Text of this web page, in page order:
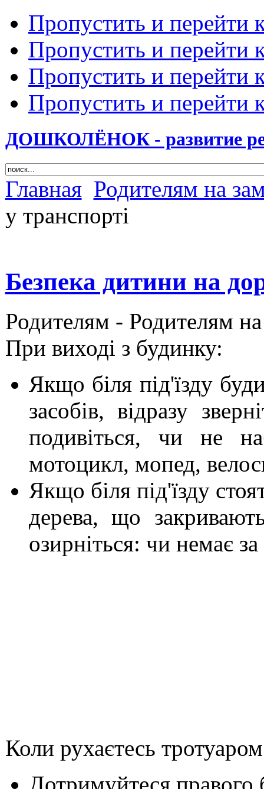
Пропустить и перейти
Пропустить и перейти
Пропустить и перейти
Пропустить и перейти
ДОШКОЛЁНОК - развитие
Главная Родителям на
у транспорті
Безпека дитини на
Родителям - Родителям
При виході з будинку:
Якщо біля під'їзду
засобів, відразу
подивіться, чи не
мотоцикл, мопед,
Якщо біля під'їзду
дерева, що
озирніться: чи немає
Коли рухаєтесь
Дотримуйтеся правого